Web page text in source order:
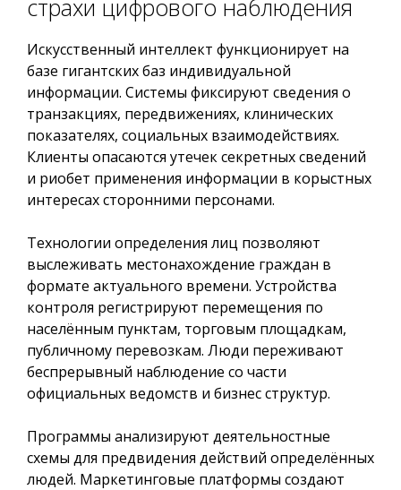
страхи цифрового наблюдения
Искусственный интеллект функционирует на
базе гигантских баз индивидуальной
информации. Системы фиксируют сведения о
транзакциях, передвижениях, клинических
показателях, социальных взаимодействиях.
Клиенты опасаются утечек секретных сведений
и риобет применения информации в корыстных
интересах сторонними персонами.
Технологии определения лиц позволяют
выслеживать местонахождение граждан в
формате актуального времени. Устройства
контроля регистрируют перемещения по
населённым пунктам, торговым площадкам,
публичному перевозкам. Люди переживают
беспрерывный наблюдение со части
официальных ведомств и бизнес структур.
Программы анализируют деятельностные
схемы для предвидения действий определённых
людей. Маркетинговые платформы создают